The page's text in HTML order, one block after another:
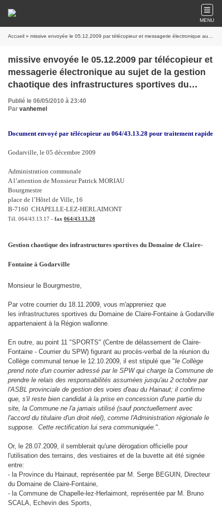
MENU
Accueil » missive envoyée le 05.12.2009 par télécopieur et messagerie électronique au sujet de la gestion chaotique des infrastructures sportives du Domaine de Claire-Fontaine à Godarville
missive envoyée le 05.12.2009 par télécopieur et
messagerie électronique au sujet de la gestion
chaotique des infrastructures sportives du
Domaine de Claire-Fontaine à Godarville
Publié le 06/05/2010 à 23:40
Par vanhemel
Document envoyé par télécopieur au 064/43.13.28 pour traitement rapide
Godarville, le 05 décembre 2009
Administration communale
A l’attention de Monsieur Patrick MORIAU
Bourgmestre
place de l’Hôtel de Ville, 16
B‑7160 CHAPELLE‑LEZ‑HERLAIMONT
Tél. 064/43.13.17 - fax 064/43.13.28
Gestion chaotique des infrastructures sportives du Domaine de Claire-
Fontaine à Godarville
Monsieur le Bourgmestre,
Par votre courrier du 18.11.2009, vous m'appreniez que
les infrastructures sportives du Domaine de Claire-Fontaine à Godarville
appartenaient à la Région wallonne.
En outre, au point 11 "SPORTS" (Centre de délassement de Claire-
Fontaine - Courrier du SPW) figurant au procès-verbal de la réunion du
Collège communal tenue le 12.10.2009, il est stipulé que "le Collège
prend note d'un courrier adressé par le SPW qui charge la Commune de
prendre le relais des responsabilités assumées jusqu'au 2 octobre par
l'ASBL provinciale de gestion des voies d'eau du Hainaut; il confirme
que, s'il reste bien candidat à la prise en concession d'une partie du
site, la Commune ne l'a jamais utilisé (sauf ponctuellement avec
l'accord du titulaire d'un droit réel), comme l'Administration régionale le
suppose. Cette rectification lui sera communiquée.".
Or, le 28.07.2009, il semblerait qu'une dérogation officielle pour
l'utilisation des terrains, des vestiaires et de la buvette ait été signée
entre:
- la Province du Hainaut, représentée par M. Serge BEGUIN, Directeur
du Domaine de Claire-Fontaine,
- la Commune de Chapelle-lez-Herlaimont, représentée par M. Bruno
SCALA, Echevin des Sports,